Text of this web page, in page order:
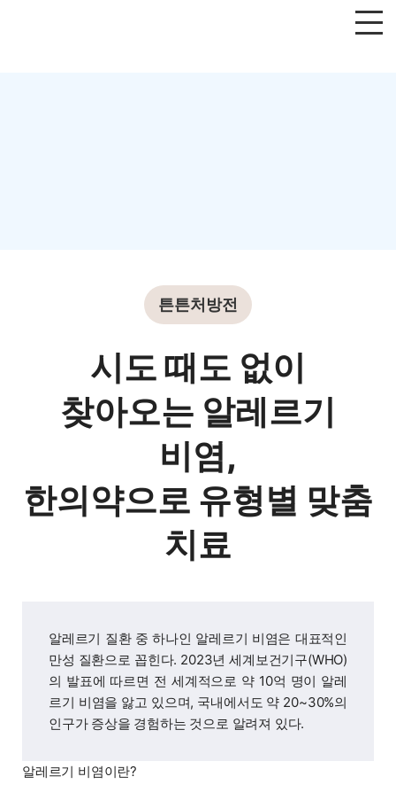
튼튼처방전
시도 때도 없이
찾아오는 알레르기
비염,
한의약으로 유형별 맞춤
치료
알레르기 질환 중 하나인 알레르기 비염은 대표적인
만성 질환으로 꼽힌다. 2023년 세계보건기구(WHO)
의 발표에 따르면 전 세계적으로 약 10억 명이 알레
르기 비염을 앓고 있으며, 국내에서도 약 20~30%의
인구가 증상을 경험하는 것으로 알려져 있다.
알레르기 비염이란?